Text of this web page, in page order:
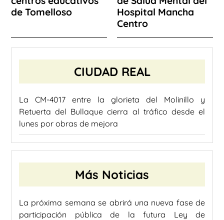
de Tomelloso
Hospital Mancha
Centro
CIUDAD REAL
La CM-4017 entre la glorieta del Molinillo y
Retuerta del Bullaque cierra al tráfico desde el
lunes por obras de mejora
Más Noticias
La próxima semana se abrirá una nueva fase de
participación pública de la futura Ley de